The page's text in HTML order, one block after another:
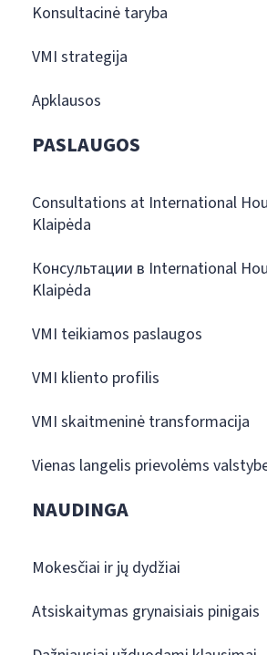
Konsultacinė taryba
VMI strategija
Apklausos
PASLAUGOS
Consultations at International
Klaipėda
Консультации в International
Klaipėda
VMI teikiamos paslaugos
VMI kliento profilis
VMI skaitmeninė transformacija
Vienas langelis prievolėms
NAUDINGA
Mokesčiai ir jų dydžiai
Atsiskaitymas grynaisiais pinigais